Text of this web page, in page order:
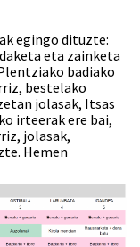
egingo dituzte:
eta zainketa
badiako
bestelako
jolasak, Itsas
irteerak ere bai,
jolasak,
Hemen